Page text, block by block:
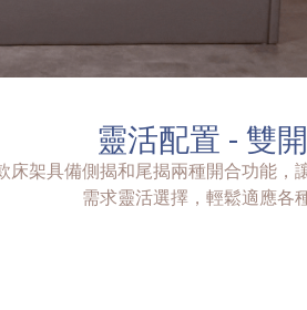
靈活配置 - 雙
床架具備側揭和尾揭兩種開合功能，
需求靈活選擇，輕鬆適應各